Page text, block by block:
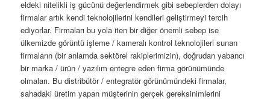
eldeki nitelikli iş gücünü değerlendirmek gibi sebeplerden dolayı
firmalar artık kendi teknolojilerini kendileri geliştirmeyi tercih
ediyorlar. Firmaları bu yola iten bir diğer önemli sebep ise
ülkemizde görüntü işleme / kameralı kontrol teknolojileri sunan
firmaların (bir anlamda sektörel rakiplerimizin), doğrudan yabancı
bir marka / ürün / yazılım entegre eden firma görünümünde
olmaları. Bu distribütör / entegratör görünümündeki firmalar,
sahadaki üretim yapan müşterinin gerçek gereksinimlerini